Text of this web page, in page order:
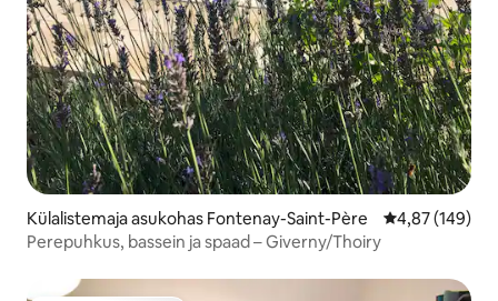
Külalistemaja asukohas Fontenay-Saint-Père Keskmine
4,87 (149)
Perepuhkus, bassein ja spaad – Giverny/Thoiry